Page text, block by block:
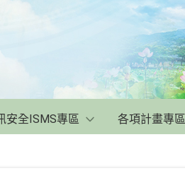
安全ISMS專區 各項計畫專區